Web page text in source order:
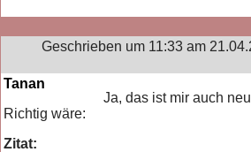
Geschrieben um 11:33 am
Tanan
Ja, das ist mir auch
Richtig wäre:
Zitat: